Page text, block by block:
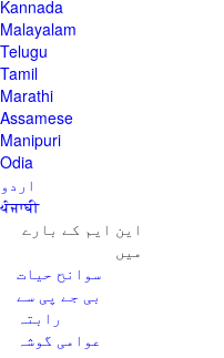
Kannada
Malayalam
Telugu
Tamil
Marathi
Assamese
Manipuri
Odia
اردو
ਪੰਜਾਬੀ
این ایم کے بارے
میں
سوانح حیات
بی جے پی سے
رابتہ
عوامی گوشہ